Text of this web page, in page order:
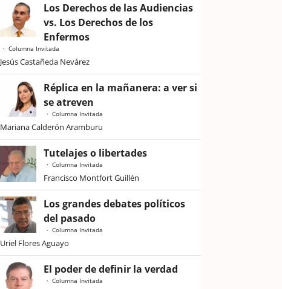
Los Derechos de las Audiencias
vs. Los Derechos de los
Enfermos
Columna Invitada
Jesús Castañeda Nevárez
Réplica en la mañanera: a ver si
se atreven
Columna Invitada
Mariana Calderón Aramburu
Tutelajes o libertades
Columna Invitada
Francisco Montfort Guillén
Los grandes debates políticos
del pasado
Columna Invitada
Uriel Flores Aguayo
El poder de definir la verdad
Columna Invitada